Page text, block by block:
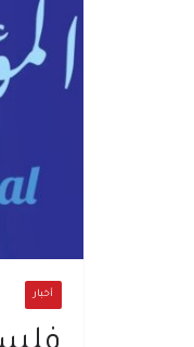
أخبار